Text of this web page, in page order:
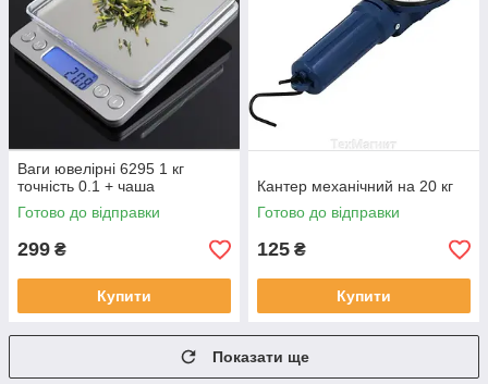
Ваги ювелірні 6295 1 кг
точність 0.1 + чаша
Готово до відправки
299 ₴
Купити
Кантер механічний на 20 кг
Готово до відправки
125 ₴
Купити
Показати ще